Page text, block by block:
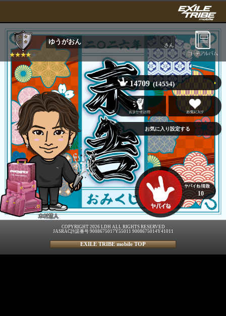
ゆうがおん さん
木村慧人
14709 (14554)
10
COPYRIGHT 2026 LDH ALL RIGHTS RESERVED
JASRAC許諾番号 9008675017Y55011 9008675014Y41011
EXILE TRIBE mobile TOP